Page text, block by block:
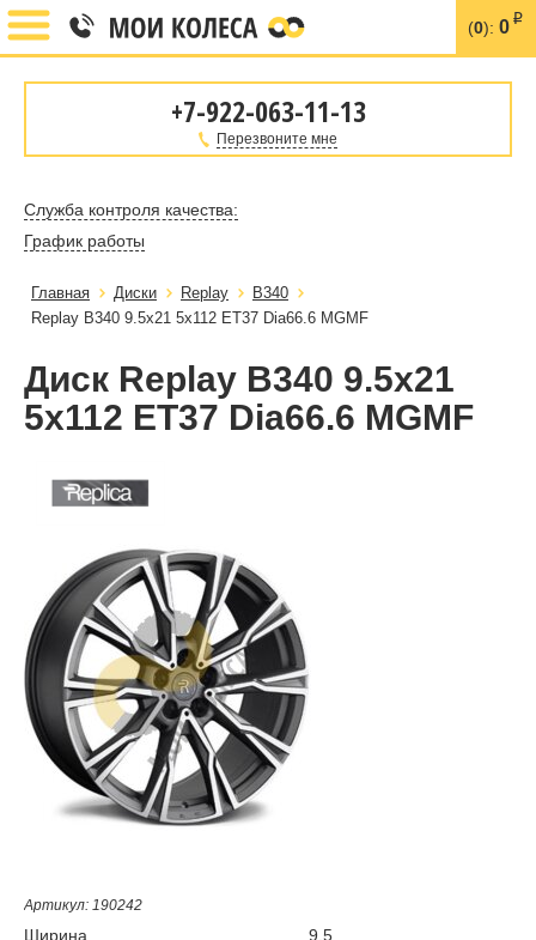
(0): 0 i
+7-922-063-11-13
Перезвоните мне
Служба контроля качества:
График работы
Главная Диски Replay
B340
Replay B340 9.5x21 5x112 ET37 Dia66.6 MGMF
Диск Replay B340 9.5x21
5x112 ET37 Dia66.6 MGMF
Артикул: 190242
Ширина
9.5